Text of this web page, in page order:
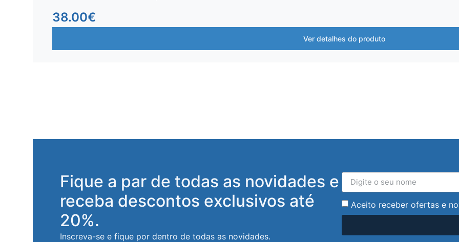
38.00€
Ver detalhes do produto
Fique a par de todas as novidades e
receba descontos exclusivos até
20%.
Inscreva-se e fique por dentro de todas as novidades.
Aceito receber ofertas e